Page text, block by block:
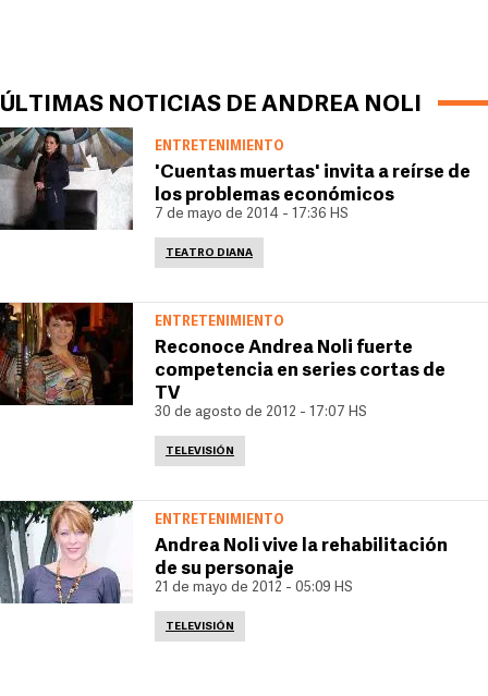
ÚLTIMAS NOTICIAS DE ANDREA NOLI
ENTRETENIMIENTO
'Cuentas muertas' invita a reírse de
los problemas económicos
7 de mayo de 2014 - 17:36 HS
TEATRO DIANA
ENTRETENIMIENTO
Reconoce Andrea Noli fuerte
competencia en series cortas de
TV
30 de agosto de 2012 - 17:07 HS
TELEVISIÓN
ENTRETENIMIENTO
Andrea Noli vive la rehabilitación
de su personaje
21 de mayo de 2012 - 05:09 HS
TELEVISIÓN